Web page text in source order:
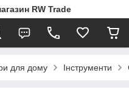
RW Trade
для дому Інструменти